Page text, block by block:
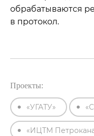
Проекты:
«УГАТУ»
«ИЦТМ
обрабатываются
в протокол.